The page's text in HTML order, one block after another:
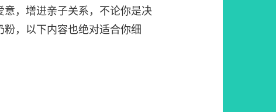
，增进亲子关系，不论你是决
，以下内容也绝对适合你细